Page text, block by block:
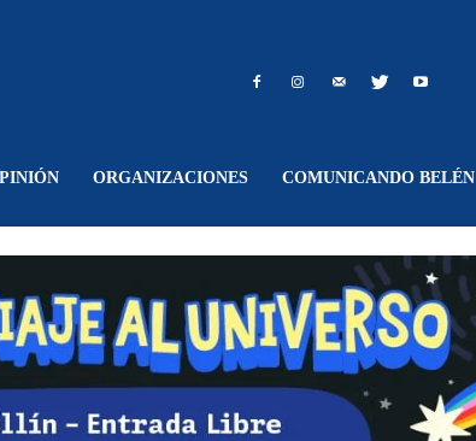
ORGANIZACIONES COMUNICANDO BELÉN